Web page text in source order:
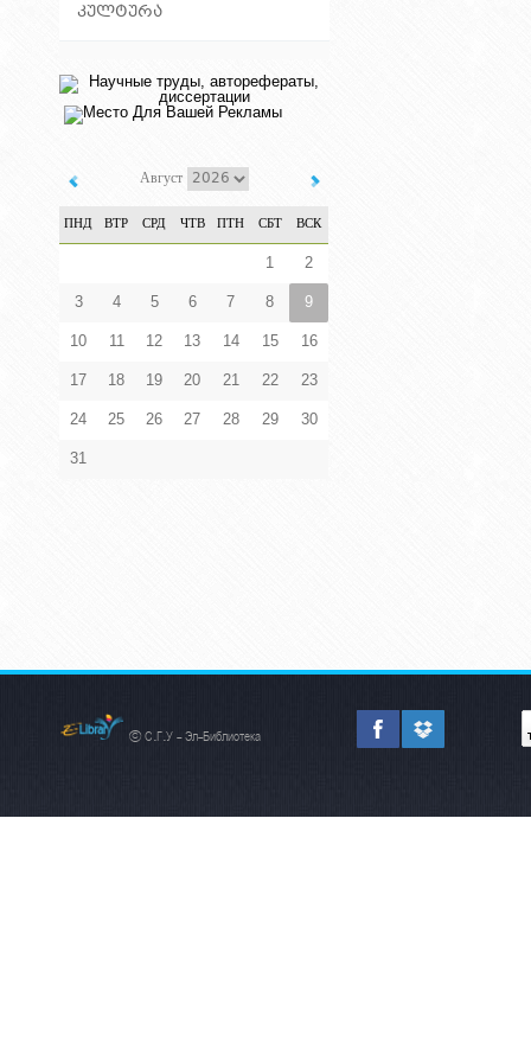
ᲙᲣᲚᲢᲣᲠᲐ
Август
ПНД ВТР СРД ЧТВ ПТН СБТ ВСК
1 2
3 4 5 6 7 8 9
10 11 12 13 14 15 16
17 18 19 20 21 22 23
24 25 26 27 28 29 30
31
© С.Г.У - Эл-Библиотека